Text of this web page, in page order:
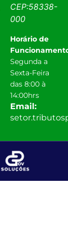
CEP:58338-
000
Horário de
Segunda a
Sexta-Feira
das 8:00 à
14:00hrs
Email: